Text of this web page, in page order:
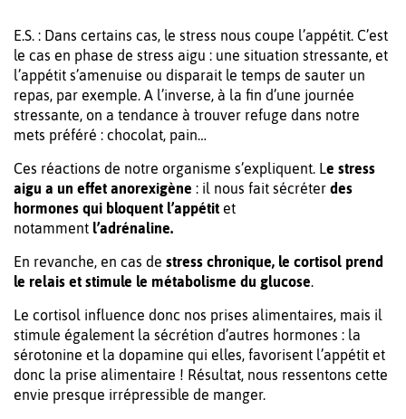
E.S. : Dans certains cas, le stress nous coupe l’appétit. C’est
le cas en phase de stress aigu : une situation stressante, et
l’appétit s’amenuise ou disparait le temps de sauter un
repas, par exemple. A l’inverse, à la fin d’une journée
stressante, on a tendance à trouver refuge dans notre
mets préféré : chocolat, pain…
Ces réactions de notre organisme s’expliquent. Le stress
aigu a un effet anorexigène : il nous fait sécréter des
hormones qui bloquent l’appétit et
notamment l’adrénaline.
En revanche, en cas de stress chronique, le cortisol prend
le relais et stimule le métabolisme du glucose.
Le cortisol influence donc nos prises alimentaires, mais il
stimule également la sécrétion d’autres hormones : la
sérotonine et la dopamine qui elles, favorisent l’appétit et
donc la prise alimentaire ! Résultat, nous ressentons cette
envie presque irrépressible de manger.